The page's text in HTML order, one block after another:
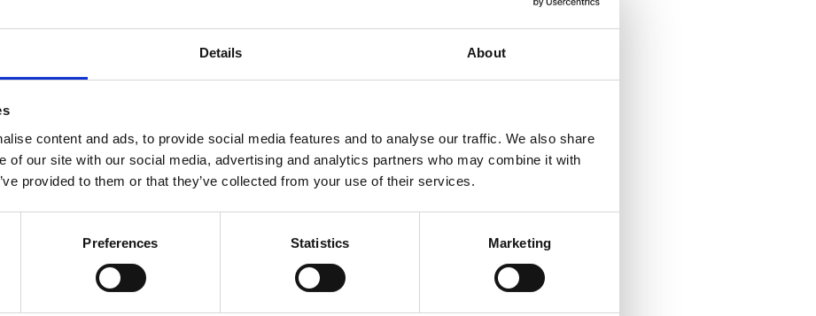
Details About
content and ads, to provide social media features and to analyse our traffic. We also share
of our site with our social media, advertising and analytics partners who may combine it with
provided to them or that they’ve collected from your use of their services.
Preferences Statistics Marketing
bänkar från varma kärl.